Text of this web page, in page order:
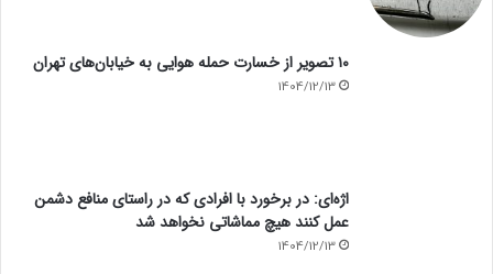
۱۰ تصویر از خسارت حمله هوایی به خیابان‌های تهران
1404/12/13
اژه‌ای: در برخورد با افرادی که در راستای منافع دشمن
عمل کنند هیچ مماشاتی نخواهد شد
1404/12/13